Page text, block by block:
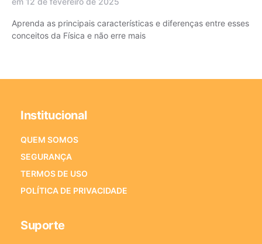
Aprenda as principais características e diferenças entre esses
conceitos da Física e não erre mais
Institucional
QUEM SOMOS
SEGURANÇA
TERMOS DE USO
POLÍTICA DE PRIVACIDADE
Suporte